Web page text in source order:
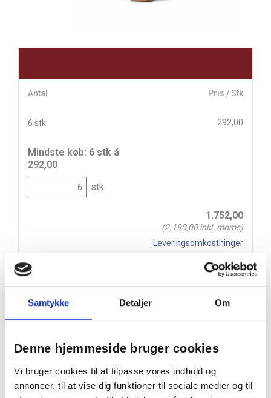
Samtykke Detaljer Om
Denne hjemmeside bruger cookies
Vi bruger cookies til at tilpasse vores indhold og
annoncer, til at vise dig funktioner til sociale medier og til
Antal Pris / Stk
6 stk 292,00
Mindste køb: 6 stk á
292,00
stk
1.752,00
(2.190,00inkl. moms)
Leveringsomkostninger
når vi har bekræftet din ordre.
På lager